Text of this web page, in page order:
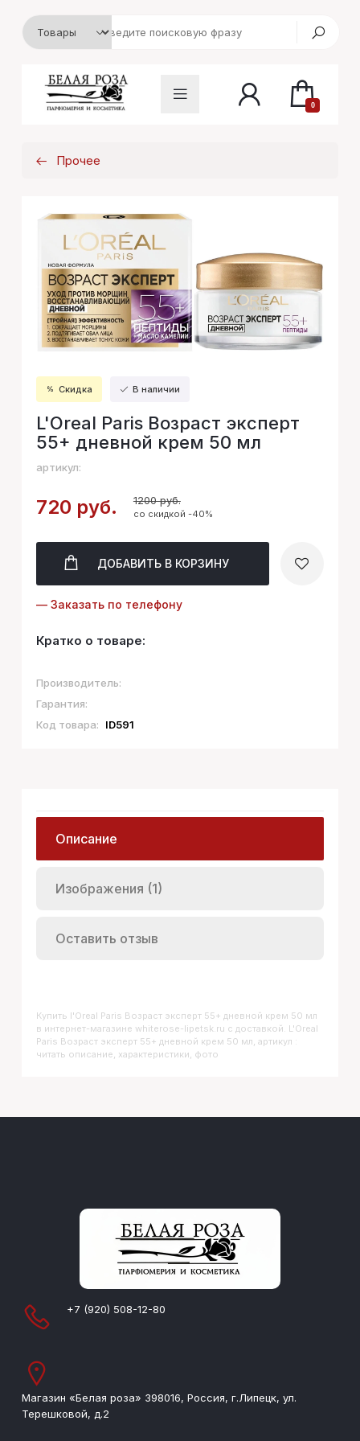
0
Прочее
Скидка В наличии
L'Oreal Paris Возраст эксперт
55+ дневной крем 50 мл
артикул:
720 руб. 1200 руб.
со скидкой -40%
ДОБАВИТЬ В КОРЗИНУ
— Заказать по телефону
Кратко о товаре:
Производитель:
Гарантия:
Код товара:
ID591
Описание
Изображения (1)
Оставить отзыв
Купить
L'Oreal Paris Возраст эксперт 55+ дневной крем 50 мл
в интернет-магазине whiterose-lipetsk.ru с доставкой. L'Oreal
Paris Возраст эксперт 55+ дневной крем 50 мл, артикул :
читать описание, характеристики, фото
+7 (920) 508-12-80
Магазин «Белая роза» 398016, Россия, г.Липецк, ул.
Терешковой, д.2